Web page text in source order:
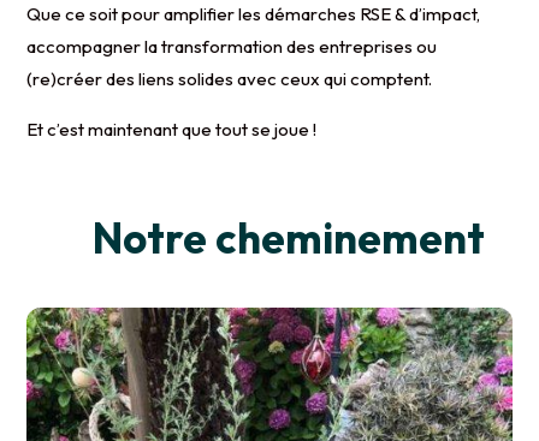
Que ce soit pour amplifier les démarches RSE & d’impact,
accompagner la transformation des entreprises ou
(re)créer des liens solides avec ceux qui comptent.
Et c’est maintenant que tout se joue !
Notre cheminement